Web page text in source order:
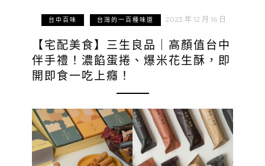
台中百味 台灣的一百種味道 2023 年 12 月 16 日
【宅配美食】三生良品｜高顏值台中
伴手禮！濃餡蛋捲、爆米花生酥，即
開即食一吃上癮！